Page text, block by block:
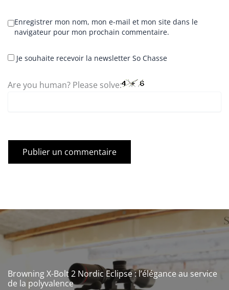
Enregistrer mon nom, mon e-mail et mon site dans le
navigateur pour mon prochain commentaire.
Je souhaite recevoir la newsletter So Chasse
Are you human? Please solve:
Browning X-Bolt 2 Nordic Eclipse : l’élégance au service
de la polyvalence